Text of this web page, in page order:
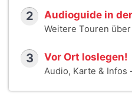
2 Audioguide in
Weitere Touren
3 Vor Ort loslegen!
Audio, Karte & Infos